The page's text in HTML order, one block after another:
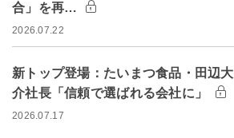
合」を再…
2026.07.22
新トップ登場：たいまつ食品・田辺大
介社長「信頼で選ばれる会社に」
2026.07.17